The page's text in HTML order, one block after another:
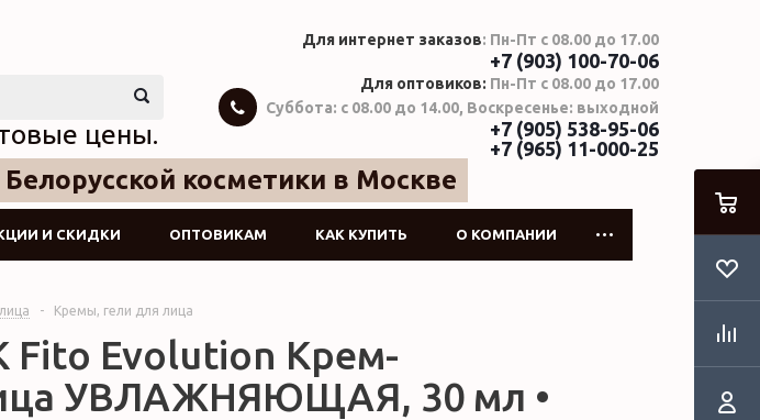
косметики в Москве
цены.
Для интернет заказов: Пн-Пт с 08.00 до 17.00
+7 (903) 100-70-06
Для оптовиков: Пн-Пт с 08.00 до 17.00
Суббота: с 08.00 до 14.00, Воскресенье: выходной
+7 (905) 538-95-06
+7 (965) 11-000-25
И СКИДКИ ОПТОВИКАМ КАК КУПИТЬ О КОМПАНИИ
- Кремы, гели для лица
Evolution Крем-
УВЛАЖНЯЮЩАЯ, 30 мл •